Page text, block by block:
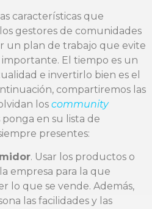
características que
gestores de comunidades
un plan de trabajo que evite
El tiempo es un
e invertirlo bien es el
compartiremos las
los community
ponga en su lista de
presentes:
. Usar los productos o
empresa para la que
lo que se vende. Además,
las facilidades y las